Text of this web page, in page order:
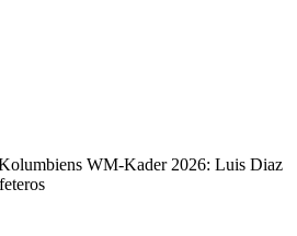
WM-Kader 2026: Luis Diaz